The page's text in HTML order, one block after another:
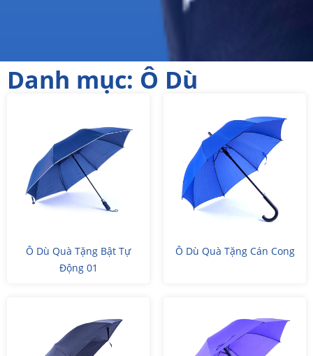
Danh mục: Ô Dù
Ô Dù Quà Tặng Bật Tự
Động 01
Ô Dù Quà Tặng Cán Cong